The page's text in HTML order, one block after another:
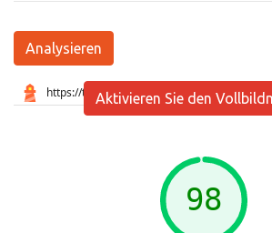
Analysieren
Aktivieren Sie den